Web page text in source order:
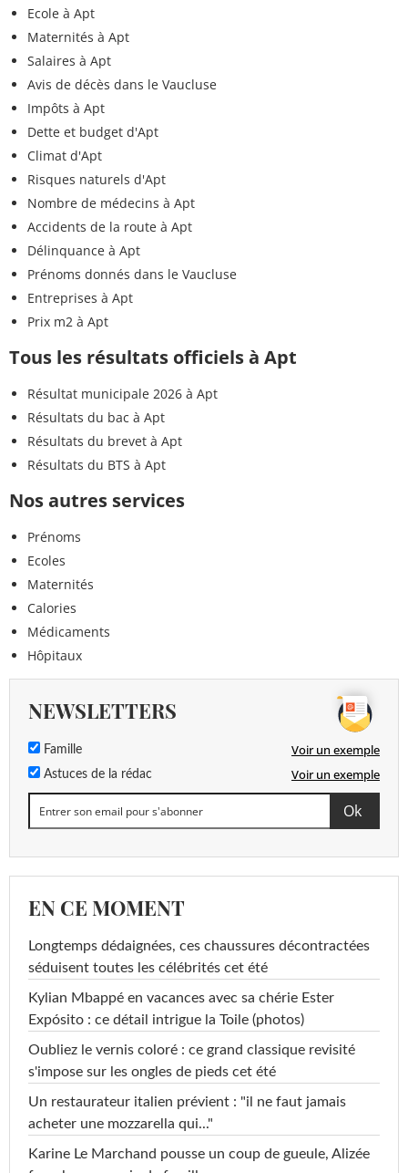
Ecole à Apt
Maternités à Apt
Salaires à Apt
Avis de décès dans le Vaucluse
Impôts à Apt
Dette et budget d'Apt
Climat d'Apt
Risques naturels d'Apt
Nombre de médecins à Apt
Accidents de la route à Apt
Délinquance à Apt
Prénoms donnés dans le Vaucluse
Entreprises à Apt
Prix m2 à Apt
Tous les résultats officiels à Apt
Résultat municipale 2026 à Apt
Résultats du bac à Apt
Résultats du brevet à Apt
Résultats du BTS à Apt
Nos autres services
Prénoms
Ecoles
Maternités
Calories
Médicaments
Hôpitaux
NEWSLETTERS
Famille Voir un exemple
Astuces de la rédac Voir un exemple
EN CE MOMENT
Longtemps dédaignées, ces chaussures décontractées
séduisent toutes les célébrités cet été
Kylian Mbappé en vacances avec sa chérie Ester
Expósito : ce détail intrigue la Toile (photos)
Oubliez le vernis coloré : ce grand classique revisité
s'impose sur les ongles de pieds cet été
Un restaurateur italien prévient : "il ne faut jamais
acheter une mozzarella qui..."
Karine Le Marchand pousse un coup de gueule, Alizée